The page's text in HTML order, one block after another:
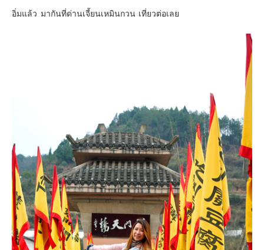
อิ่มแล้ว มากันที่ด่านเจี้ยนเหมินกวน เที่ยวต่อเลย